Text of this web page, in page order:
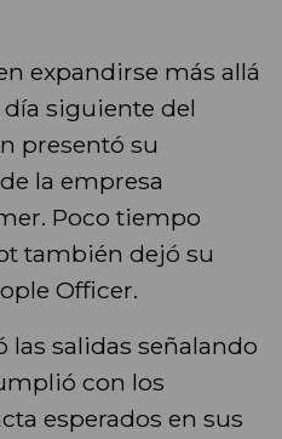
expandirse más allá
siguiente del
presentó su
la empresa
Poco tiempo
también dejó su
Officer.
salidas señalando
con los
esperados en sus